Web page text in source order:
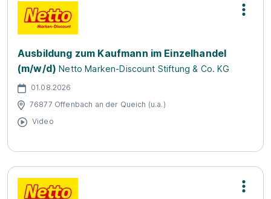
Ausbildung zum Kaufmann im Einzelhandel
(m/w/d) Netto Marken-Discount Stiftung & Co. KG
01.08.2026
76877 Offenbach an der Queich (u.a.)
Video